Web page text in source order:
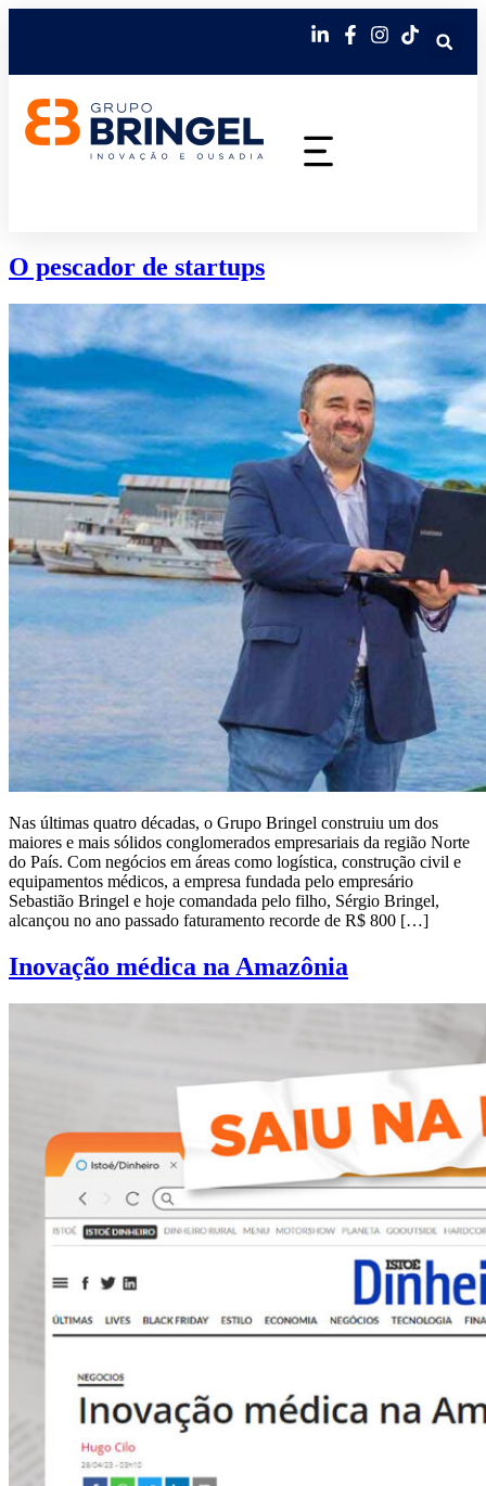
O pescador de startups
Nas últimas quatro décadas, o Grupo Bringel construiu um dos
maiores e mais sólidos conglomerados empresariais da região Norte
do País. Com negócios em áreas como logística, construção civil e
equipamentos médicos, a empresa fundada pelo empresário
Sebastião Bringel e hoje comandada pelo filho, Sérgio Bringel,
alcançou no ano passado faturamento recorde de R$ 800 […]
Inovação médica na Amazônia